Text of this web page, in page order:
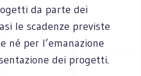
da parte dei
le scadenze previste
né per l’emanazione
dei progetti.